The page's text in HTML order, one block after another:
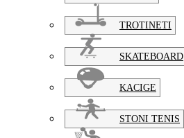
TROTINETI
SKATEBOARD
KACIGE
STONI TENIS